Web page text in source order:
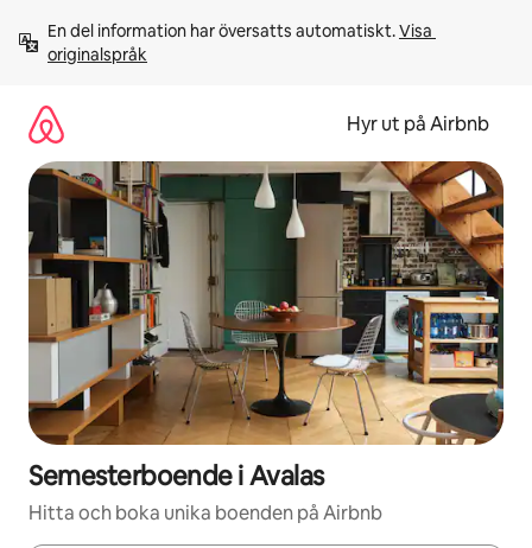
innehåll
En del information har översatts automatiskt. Visa
originalspråk
Hyr ut på Airbnb
Semesterboende i Avalas
Hitta och boka unika boenden på Airbnb